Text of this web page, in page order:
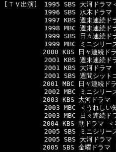
[ＴＶ出演]　1995 SBS 大河ドラマ
　　　　　1996 SBS 水木ドラマ
　　　　　1997 KBS 週末連続ド
　　　　　1998 MBC 週末連続ド
　　　　　1999 SBS 日々連続ド
　　　　　1999 MBC ミニシリー
2000 KBS 日々連続ドラマ ＜
　　　　　2001 KBS 週末連続ド
　　　　　2001 KBS 大河ドラマ
　　　　　2001 SBS 週間シット
2001 MBC 日々連続ドラマ
　　　　　2002 MBC ミニシリー
2003 KBS 大河ドラマ ＜武人
　　　　　2003 MBC ＜うれしい
　　　　　2003 MBC 日々連続ド
2004 KBS 朝ドラマ ＜容赦
　　　　　2005 SBS ミニシリー
　　　　　2005 SBS 大河ドラマ
2005 SBS 金曜ドラマ ＜私